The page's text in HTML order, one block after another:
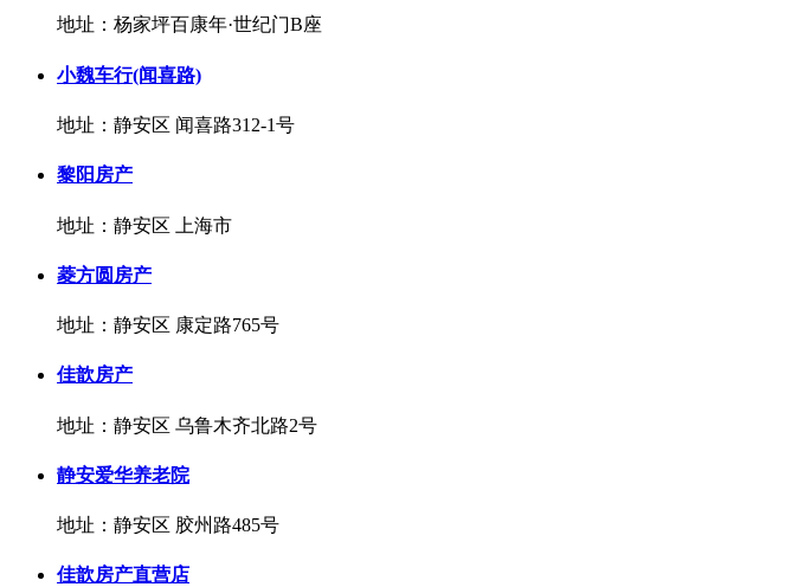
地址：杨家坪百康年·世纪门B座
小魏车行(闻喜路)
地址：静安区 闻喜路312-1号
黎阳房产
地址：静安区 上海市
菱方圆房产
地址：静安区 康定路765号
佳歆房产
地址：静安区 乌鲁木齐北路2号
静安爱华养老院
地址：静安区 胶州路485号
佳歆房产直营店